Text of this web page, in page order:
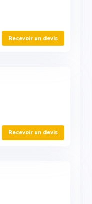
Recevoir un devis
Recevoir un devis